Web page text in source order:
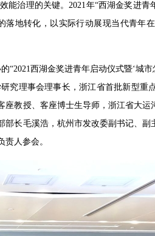
治理的关键。2021年“西湖金奖进青
地转化，以实际行动展现当代青年
西湖金奖进青年启动仪式暨‘城
究理事会理事长，浙江省首批新型重
教授、客座博士生导师，浙江省大
长毛溪浩，杭州市发改委副书记、
人参会。